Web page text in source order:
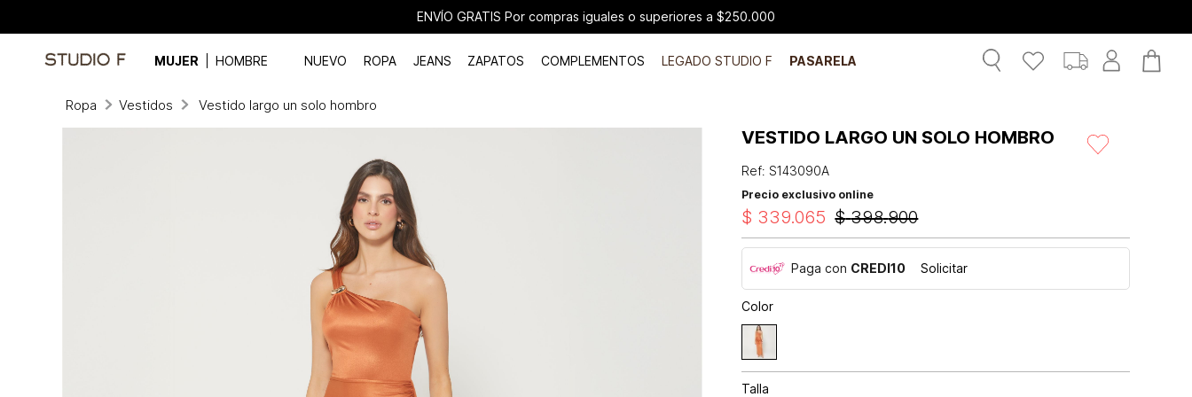
ENVÍO GRATIS Por compras iguales o superiores a $250.000
MUJER HOMBRE NUEVO ROPA JEANS ZAPATOS COMPLEMENTOS LEGADO STUDIO F PASARELA
Ropa Vestidos Vestido largo un solo hombro
VESTIDO LARGO UN SOLO HOMBRO
Ref:S143090A
Precio exclusivo online
$ 398.900
$ 339.065
Paga con CREDI10 Solicitar
Color
Talla